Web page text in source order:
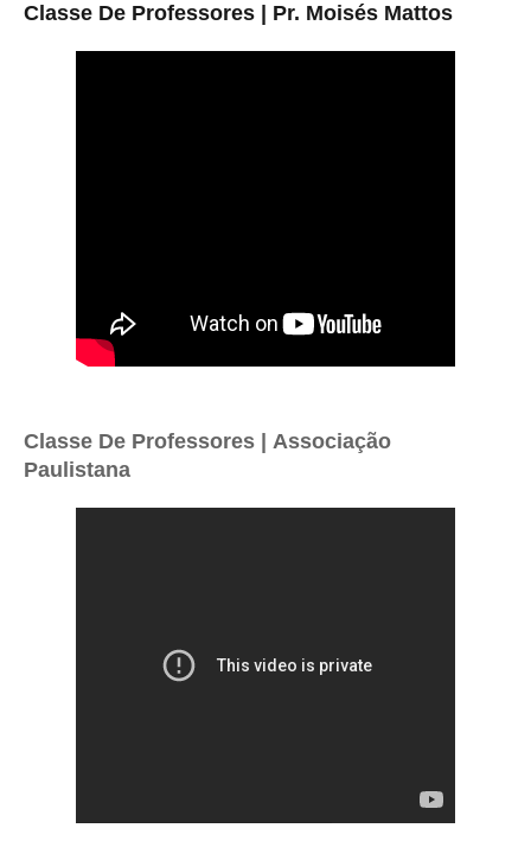
Classe De Professores | Pr. Moisés Mattos
Classe De Professores | Associação
Paulistana